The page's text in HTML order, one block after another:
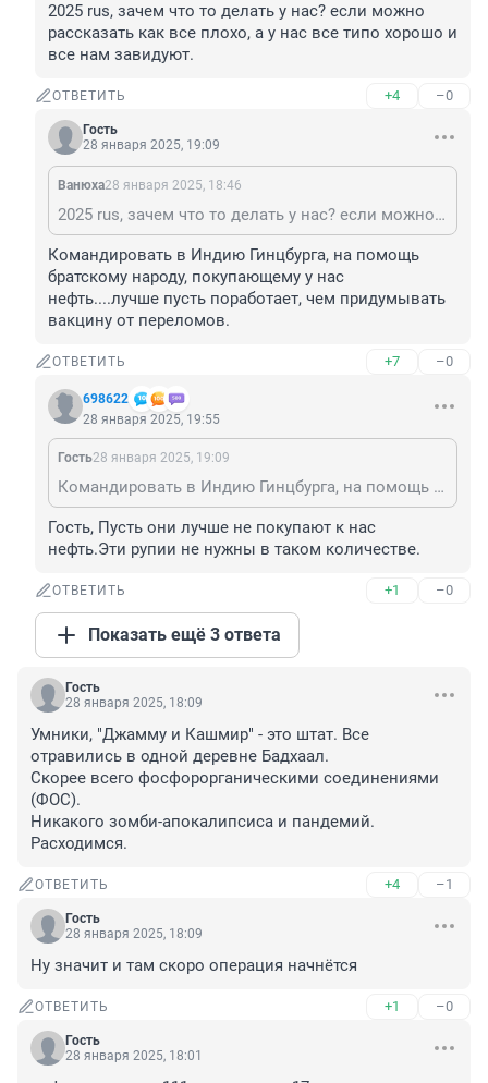
2025 rus, зачем что то делать у нас? если можно
рассказать как все плохо, а у нас все типо хорошо и
все нам завидуют.
ОТВЕТИТЬ +4 –0
Гость
28 января 2025, 19:09
Вaнюхa28 января 2025, 18:46
2025 rus, зачем что то делать у нас? если можно рассказать как все плохо, а у нас все типо хорошо и все нам завидуют.
Командировать в Индию Гинцбурга, на помощь
братскому народу, покупающему у нас
нефть....лучше пусть поработает, чем придумывать
вакцину от переломов.
ОТВЕТИТЬ +7 –0
698622
28 января 2025, 19:55
Гость28 января 2025, 19:09
Командировать в Индию Гинцбурга, на помощь братскому народу, покупающему у нас нефть....лучше пусть поработает, чем придумывать вакцину от переломов.
Гость, Пусть они лучше не покупают к нас
нефть.Эти рупии не нужны в таком количестве.
ОТВЕТИТЬ +1 –0
Показать ещё 3 ответа
Гость
28 января 2025, 18:09
Умники, "Джамму и Кашмир" - это штат. Все
отравились в одной деревне Бадхаал.
Скорее всего фосфорорганическими соединениями
(ФОС).
Никакого зомби-апокалипсиса и пандемий.
Расходимся.
ОТВЕТИТЬ +4 –1
Гость
28 января 2025, 18:09
Ну значит и там скоро операция начнётся
ОТВЕТИТЬ +1 –0
Гость
28 января 2025, 18:01